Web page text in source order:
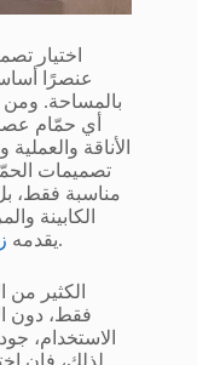
اختيار
عنصرًا
بالمساحة. ومن
أي حمّام
الأناقة
تصميمات
مناسبة فقط،
الكابينة
يقدمهالمستخدم في هذه التطبيقات.
الكثير
فقط، دون
الاستخدام،